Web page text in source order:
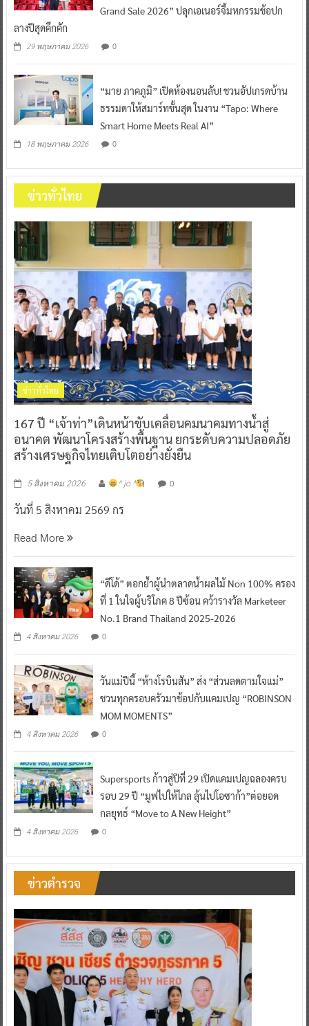
Grand Sale 2026” ปลุกเอเนอร์จี้มหกรรมช้อปก
ลางปีสุดคึกคัก
29 พฤษภาคม 2026 0
“มาย ภาคภูมิ” เปิดห้องนอนลับ! ชวนอัปเกรดบ้าน
ธรรมดาให้สมาร์ทขั้นสุด ในงาน “Tapo: Where
Smart Home Meets Real AI”
18 พฤษภาคม 2026 0
ข่าวทั่วไทย
ข่าวทั่วไทย
167 ปี “เจ้าท่า”เดินหน้าขับเคลื่อนคมนาคมทางน้ำสู่
อนาคต พัฒนาโครงสร้างพื้นฐาน ยกระดับความปลอดภัย
สร้างเศรษฐกิจไทยเติบโตอย่างยั่งยืน
5 สิงหาคม 2026 ^ jo ^ 0
วันที่ 5 สิงหาคม 2569 กร
Read More
“ดีโด้” ตอกย้ำผู้นำตลาดน้ำผลไม้ Non 100% ครอง
ที่ 1 ในใจผู้บริโภค 8 ปีซ้อน คว้ารางวัล Marketeer
No.1 Brand Thailand 2025-2026
4 สิงหาคม 2026 0
วันแม่ปีนี้ “ห้างโรบินสัน” ส่ง “ส่วนลดตามใจแม่”
ชวนทุกครอบครัวมาช้อปกับแคมเปญ “ROBINSON
MOM MOMENTS”
4 สิงหาคม 2026 0
Supersports ก้าวสู่ปีที่ 29 เปิดแคมเปญฉลองครบ
รอบ 29 ปี “มูฟไปให้ไกล ลุ้นไปโอซาก้า”ต่อยอด
กลยุทธ์ “Move to A New Height”
4 สิงหาคม 2026 0
ข่าวตำรวจ